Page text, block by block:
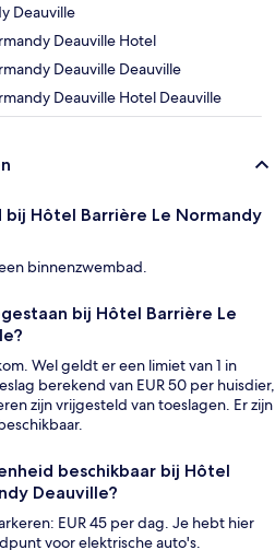
Deauville
Deauville Hotel
Deauville Deauville
Deauville Hotel Deauville
bij Hôtel Barrière Le Normandy
binnenzwembad.
bij Hôtel Barrière Le
Wel geldt er een limiet van 1 in
berekend van EUR 50 per huisdier,
zijn vrijgesteld van toeslagen. Er zijn
beschikbaar bij Hôtel
Deauville?
EUR 45 per dag. Je hebt hier
voor elektrische auto's.